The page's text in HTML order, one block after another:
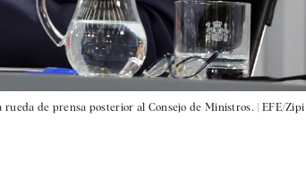
de prensa posterior al Consejo de Ministros. | EFE/Zipi